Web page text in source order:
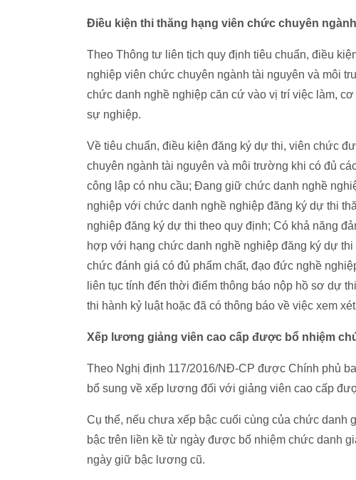
Điều kiện thi thăng hạng viên chức chuyên
Theo Thông tư liên tịch quy định tiêu chuẩn, điều
nghiệp viên chức chuyên ngành tài nguyên và môi
chức danh nghề nghiệp căn cứ vào vị trí việc làm,
sự nghiệp.
Về tiêu chuẩn, điều kiện đăng ký dự thi, viên chức
chuyên ngành tài nguyên và môi trường khi có đủ
công lập có nhu cầu; Đang giữ chức danh nghề
nghiệp với chức danh nghề nghiệp đăng ký dự thi
nghiệp đăng ký dự thi theo quy định; Có khả năng
hợp với hạng chức danh nghề nghiệp đăng ký dự
chức đánh giá có đủ phẩm chất, đạo đức nghề
liên tục tính đến thời điểm thông báo nộp hồ sơ dự
thi hành kỷ luật hoặc đã có thông báo về việc xem
Xếp lương giảng viên cao cấp được bổ nhiệm
Theo Nghị định 117/2016/NĐ-CP được Chính phủ
bổ sung về xếp lương đối với giảng viên cao cấp
Cụ thể, nếu chưa xếp bậc cuối cùng của chức danh
bậc trên liền kề từ ngày được bổ nhiệm chức danh
ngày giữ bậc lương cũ.